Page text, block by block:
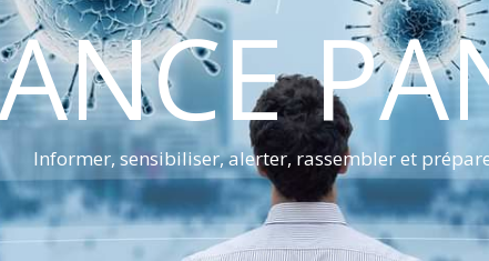
Informer, sensibiliser, alerter, rassembler et